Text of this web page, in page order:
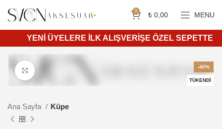
0 ₺ 0,00 MENU
YENİ ÜYELERE İLK ALIŞVERİŞE ÖZEL SEPETTE
-40%
TÜKENDI
Ana Sayfa Küpe
Siparişleriniz 4 iş günü içerisinde kargoya teslim edilir. 750 ₺ ve üzeri ücretsiz kargo.